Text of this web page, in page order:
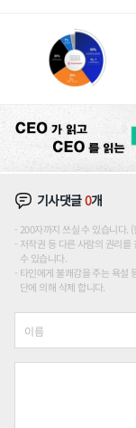
기사댓글0개
200자까지 쓰실 수 있습니다
저작권 등 다른 사람의 권리
수 있습니다.
타인에게 불쾌감을 주는 욕설
단에 의해 삭제 합니다.